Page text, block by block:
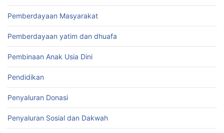
Pemberdayaan Masyarakat
Pemberdayaan yatim dan dhuafa
Pembinaan Anak Usia Dini
Pendidikan
Penyaluran Donasi
Penyaluran Sosial dan Dakwah